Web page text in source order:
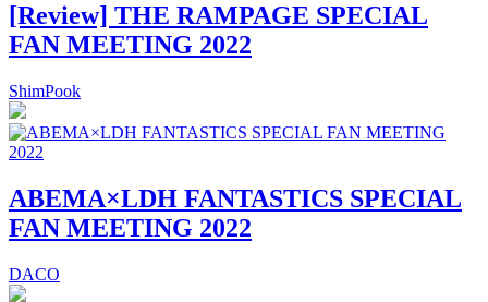
[Review] THE RAMPAGE SPECIAL
FAN MEETING 2022
ShimPook
ABEMA×LDH FANTASTICS SPECIAL
FAN MEETING 2022
DACO